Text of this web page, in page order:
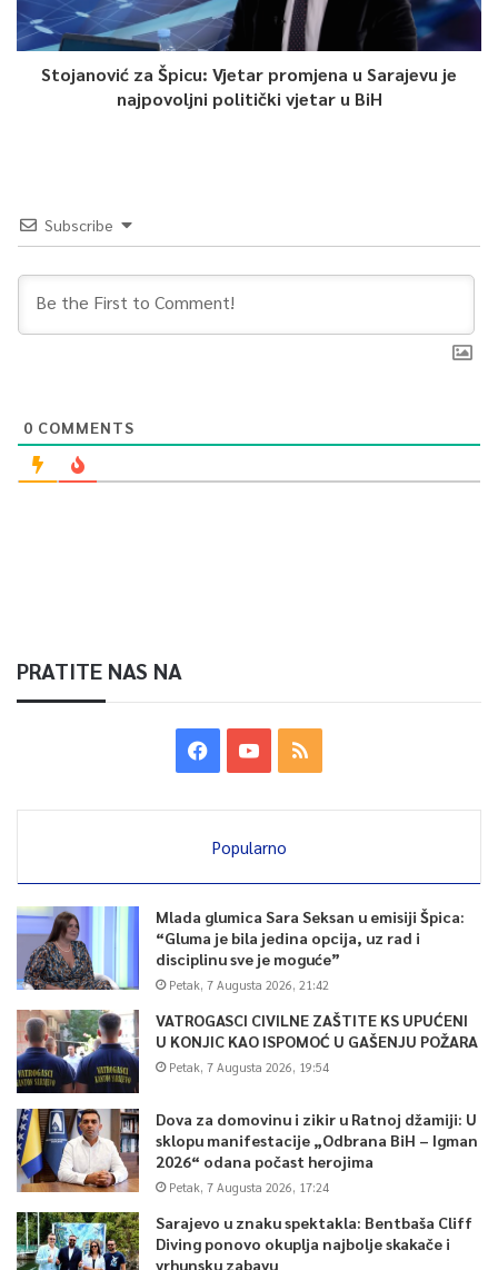
Stojanović za Špicu: Vjetar promjena u Sarajevu je
najpovoljni politički vjetar u BiH
Subscribe
0 COMMENTS
PRATITE NAS NA
Popularno
Mlada glumica Sara Seksan u emisiji Špica:
“Gluma je bila jedina opcija, uz rad i
disciplinu sve je moguće”
Petak, 7 Augusta 2026, 21:42
VATROGASCI CIVILNE ZAŠTITE KS UPUĆENI
U KONJIC KAO ISPOMOĆ U GAŠENJU POŽARA
Petak, 7 Augusta 2026, 19:54
Dova za domovinu i zikir u Ratnoj džamiji: U
sklopu manifestacije „Odbrana BiH – Igman
2026“ odana počast herojima
Petak, 7 Augusta 2026, 17:24
Sarajevo u znaku spektakla: Bentbaša Cliff
Diving ponovo okuplja najbolje skakače i
vrhunsku zabavu